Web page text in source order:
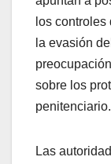
los
la evasión
sobre los
penitenciario.
Las